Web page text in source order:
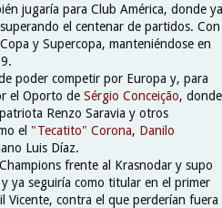
jugaría para Club América, donde ya
el centenar de partidos. Con
y Supercopa, manteniéndose en
poder competir por Europa y, para
el Oporto de Sérgio Conceição, donde
Renzo Saravia y otros
el "Tecatito" Corona, Danilo
Luis Díaz.
frente al Krasnodar y supo
ya seguiría como titular en el primer
Vicente, contra el que perderían fuera